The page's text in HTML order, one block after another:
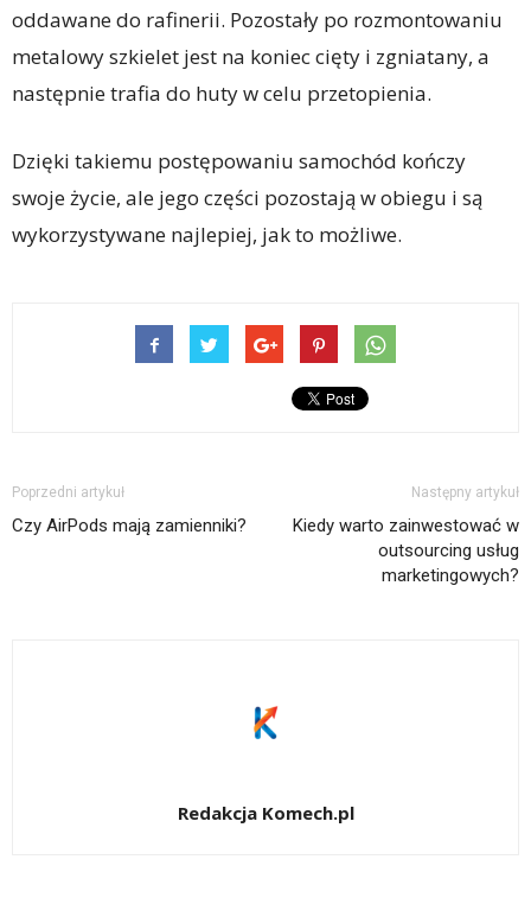
oddawane do rafinerii. Pozostały po rozmontowaniu
metalowy szkielet jest na koniec cięty i zgniatany, a
następnie trafia do huty w celu przetopienia.
Dzięki takiemu postępowaniu samochód kończy
swoje życie, ale jego części pozostają w obiegu i są
wykorzystywane najlepiej, jak to możliwe.
Poprzedni artykuł
Czy AirPods mają zamienniki?
Następny artykuł
Kiedy warto zainwestować w
outsourcing usług
marketingowych?
Redakcja Komech.pl